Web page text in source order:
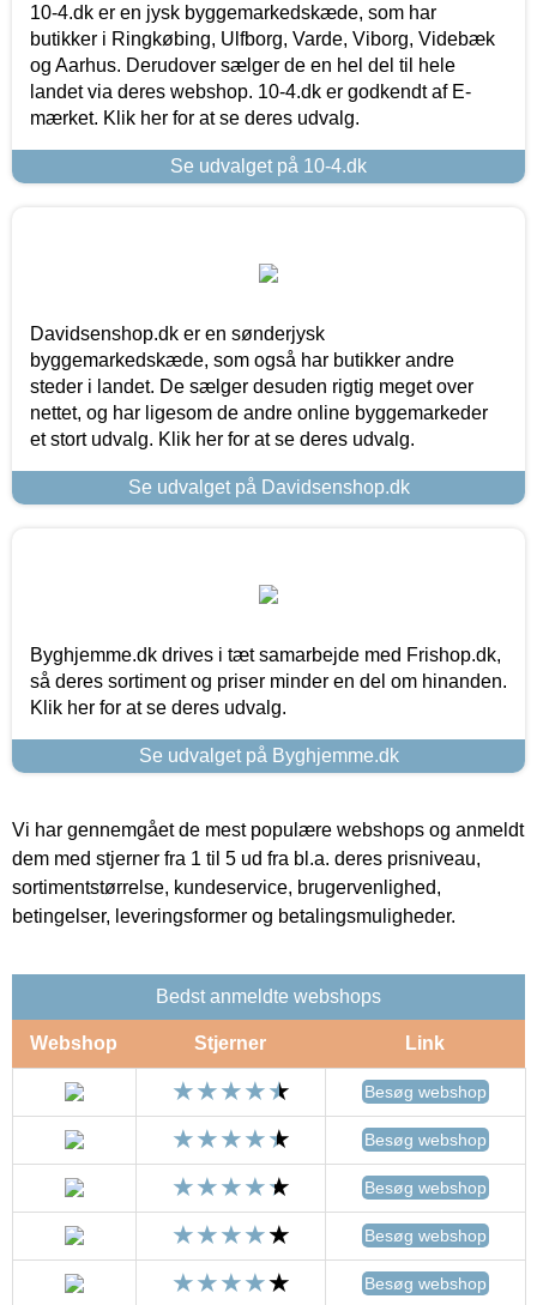
10-4.dk er en jysk byggemarkedskæde, som har
butikker i Ringkøbing, Ulfborg, Varde, Viborg, Videbæk
og Aarhus. Derudover sælger de en hel del til hele
landet via deres webshop. 10-4.dk er godkendt af E-
mærket. Klik her for at se deres udvalg.
Se udvalget på 10-4.dk
Davidsenshop.dk er en sønderjysk
byggemarkedskæde, som også har butikker andre
steder i landet. De sælger desuden rigtig meget over
nettet, og har ligesom de andre online byggemarkeder
et stort udvalg. Klik her for at se deres udvalg.
Se udvalget på Davidsenshop.dk
Byghjemme.dk drives i tæt samarbejde med Frishop.dk,
så deres sortiment og priser minder en del om hinanden.
Klik her for at se deres udvalg.
Se udvalget på Byghjemme.dk
Vi har gennemgået de mest populære webshops og anmeldt
dem med stjerner fra 1 til 5 ud fra bl.a. deres prisniveau,
sortimentstørrelse, kundeservice, brugervenlighed,
betingelser, leveringsformer og betalingsmuligheder.
Bedst anmeldte webshops
Webshop Stjerner Link
Besøg webshop
Besøg webshop
Besøg webshop
Besøg webshop
Besøg webshop